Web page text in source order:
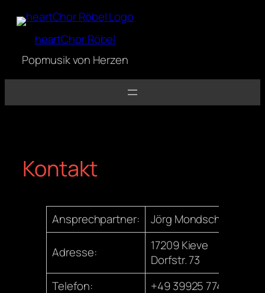
Inhalt
springenheartChor Röbel
Popmusik von Herzen
Kontakt
Ansprechpartner: Jörg Mondschein
Adresse:
17209 Kieve
Dorfstr. 73
Telefon:
+49 39925 77440